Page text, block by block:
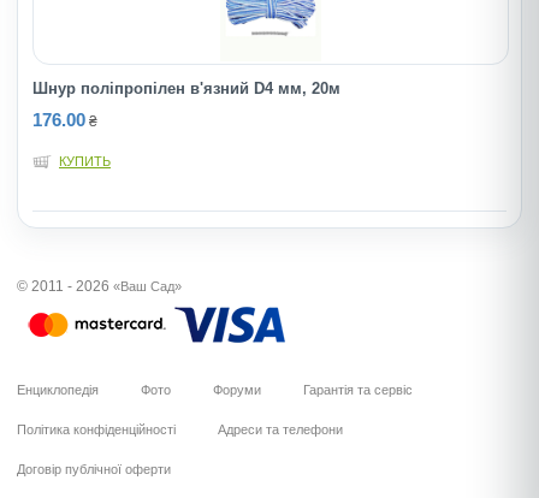
Шнур полiпропiлен в'язний D4 мм, 20м
176.00 ₴
КУПИТЬ
© 2011 - 2026 «Ваш Сад»
Енциклопедія Фото Форуми Гарантія та сервіс
Політика конфіденційності Адреси та телефони
Договір публічної оферти